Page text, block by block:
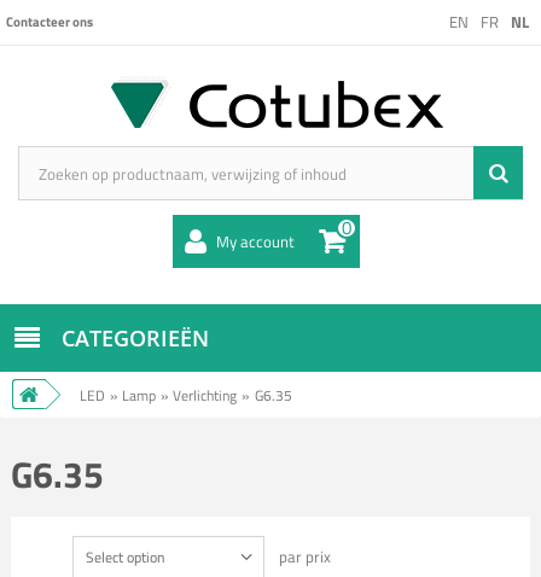
EN FR NL
Contacteer ons
My account 0
CATEGORIEËN
LED » Lamp » Verlichting » G6.35
G6.35
Select option par prix